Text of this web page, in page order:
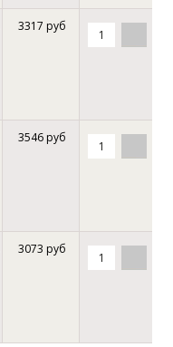
3317 руб
3546 руб
3073 руб